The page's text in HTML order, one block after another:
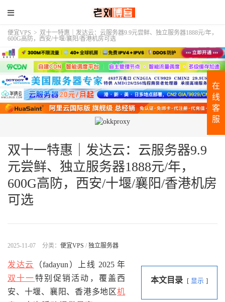
便宜VPS > 双十一特惠｜发达云：云服务器9.9元尝鲜、独立服务器1888元/年，
600G高防，西安/十堰/襄阳/香港机房可选
双十一特惠｜发达云：云服务器9.9
元尝鲜、独立服务器1888元/年，
600G高防，西安/十堰/襄阳/香港机房
可选
2025-11-07 分类： 便宜VPS / 独立服务器
本文目录 显示
发达云
（fadayun）上线 2025 年
双十一特别促销活动，覆盖西
安、十堰、襄阳、香港多地区机
在
线
客
服